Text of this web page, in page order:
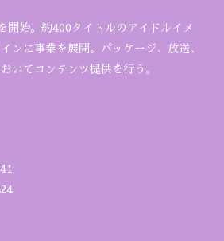
開始。約400タイトルのアイドルイメ
ンに事業を展開。パッケージ、放送、
いてコンテンツ提供を行う。